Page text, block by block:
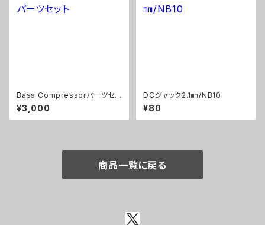
Bass Compressorパーツセッ
ト
¥3,000
DCジャック2.1㎜/NB10
¥80
商品一覧に戻る